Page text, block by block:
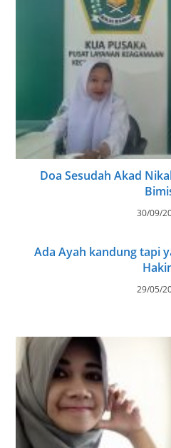
Doa Sesudah Akad
30/09/
Ada Ayah kandung tapi
29/05/